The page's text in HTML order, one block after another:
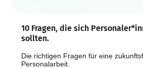
10 Fragen, die sich
sollten.
Die richtigen Fragen für eine
Personalarbeit.